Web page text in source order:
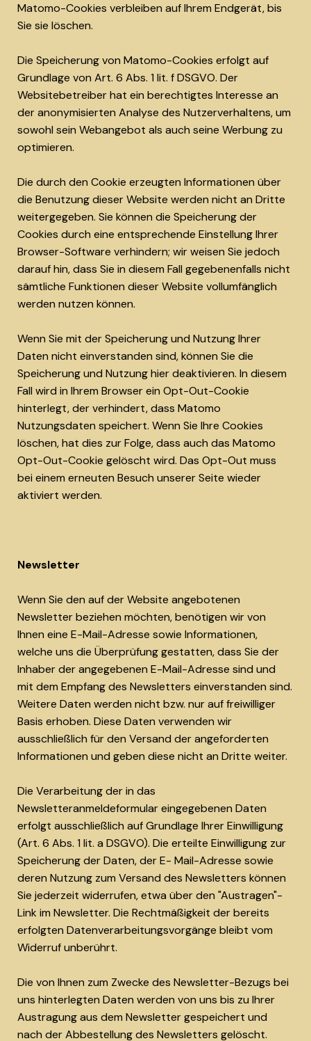
Matomo-Cookies verbleiben auf Ihrem Endgerät, bis
Sie sie löschen.
Die Speicherung von Matomo-Cookies erfolgt auf
Grundlage von Art. 6 Abs. 1 lit. f DSGVO. Der
Websitebetreiber hat ein berechtigtes Interesse an
der anonymisierten Analyse des Nutzerverhaltens, um
sowohl sein Webangebot als auch seine Werbung zu
optimieren.
Die durch den Cookie erzeugten Informationen über
die Benutzung dieser Website werden nicht an Dritte
weitergegeben. Sie können die Speicherung der
Cookies durch eine entsprechende Einstellung Ihrer
Browser-Software verhindern; wir weisen Sie jedoch
darauf hin, dass Sie in diesem Fall gegebenenfalls nicht
sämtliche Funktionen dieser Website vollumfänglich
werden nutzen können.
Wenn Sie mit der Speicherung und Nutzung Ihrer
Daten nicht einverstanden sind, können Sie die
Speicherung und Nutzung hier deaktivieren. In diesem
Fall wird in Ihrem Browser ein Opt-Out-Cookie
hinterlegt, der verhindert, dass Matomo
Nutzungsdaten speichert. Wenn Sie Ihre Cookies
löschen, hat dies zur Folge, dass auch das Matomo
Opt-Out-Cookie gelöscht wird. Das Opt-Out muss
bei einem erneuten Besuch unserer Seite wieder
aktiviert werden.
Newsletter
Wenn Sie den auf der Website angebotenen
Newsletter beziehen möchten, benötigen wir von
Ihnen eine E-Mail-Adresse sowie Informationen,
welche uns die Überprüfung gestatten, dass Sie der
Inhaber der angegebenen E-Mail-Adresse sind und
mit dem Empfang des Newsletters einverstanden sind.
Weitere Daten werden nicht bzw. nur auf freiwilliger
Basis erhoben. Diese Daten verwenden wir
ausschließlich für den Versand der angeforderten
Informationen und geben diese nicht an Dritte weiter.
Die Verarbeitung der in das
Newsletteranmeldeformular eingegebenen Daten
erfolgt ausschließlich auf Grundlage Ihrer Einwilligung
(Art. 6 Abs. 1 lit. a DSGVO). Die erteilte Einwilligung zur
Speicherung der Daten, der E- Mail-Adresse sowie
deren Nutzung zum Versand des Newsletters können
Sie jederzeit widerrufen, etwa über den "Austragen"-
Link im Newsletter. Die Rechtmäßigkeit der bereits
erfolgten Datenverarbeitungsvorgänge bleibt vom
Widerruf unberührt.
Die von Ihnen zum Zwecke des Newsletter-Bezugs bei
uns hinterlegten Daten werden von uns bis zu Ihrer
Austragung aus dem Newsletter gespeichert und
nach der Abbestellung des Newsletters gelöscht.